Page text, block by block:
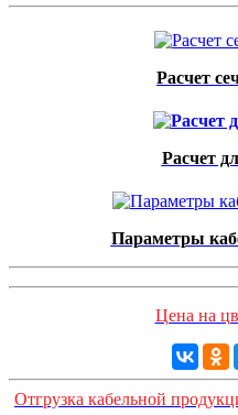
Расчет
Расчет
Параметры
Цена на
Отгрузка кабельной